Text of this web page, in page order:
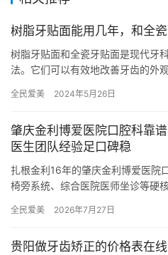
树脂牙贴面能用几年，和全
树脂牙贴面和全瓷牙贴面是现代牙
法。它们可以有效地改善牙齿的外
错过！…
全民爱美 2024年5月26日
肇庆金利博爱医院口腔科靠
医生团队经验足口碑稳
扎根金利16年的肇庆金利博爱医院
椅旁系统、综合医院医师坐诊等硬
全民爱美 2026年7月27日
贵阳做牙齿矫正的价格表在